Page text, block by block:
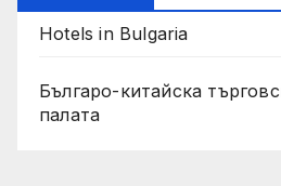
Hotels in Bulgaria
Българо-китайска
палата